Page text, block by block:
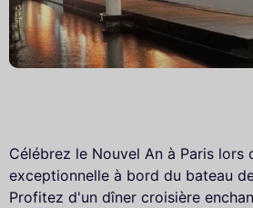
Célébrez le Nouvel An à Paris lors
exceptionnelle à bord du bateau
Profitez d'un dîner croisière